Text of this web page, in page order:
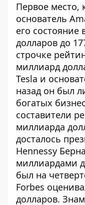
Первое место,
основатель
его
долларов до
строчке
миллиард
Tesla и
назад он был
богатых
составители
миллиарда
досталось
Hennessy
миллиардами
был на
Forbes
долларов.